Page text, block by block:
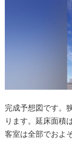
完成予想図です。
ります。延床面積
客室は全部でおよ